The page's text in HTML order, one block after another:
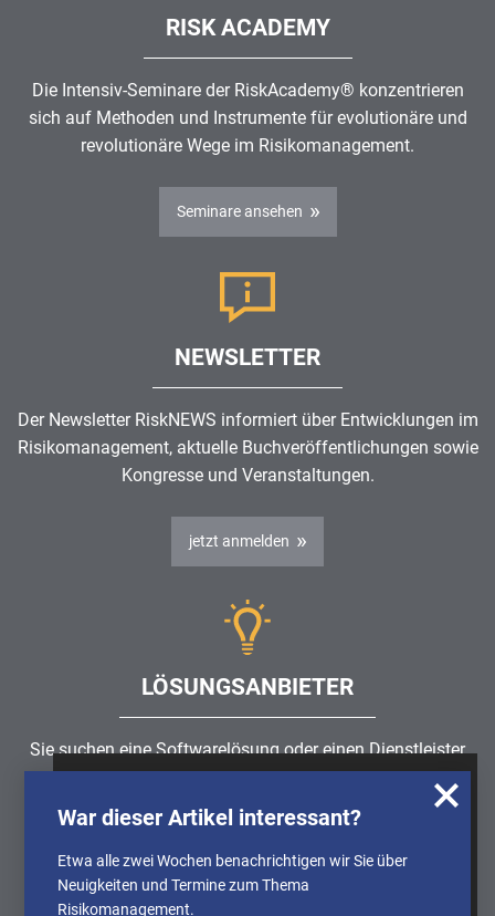
Informationen über die Nutzung unserer
Webseite zu erhalten und unser Angebot so
stetig verbessern zu können. Weitere
Informationen finden Sie in unserer
RISK ACADEMY
Die Intensiv-Seminare der RiskAcademy® konzentrieren
sich auf Methoden und Instrumente für evolutionäre und
revolutionäre Wege im Risikomanagement.
Seminare ansehen
NEWSLETTER
Der Newsletter RiskNEWS informiert über Entwicklungen im
Risikomanagement, aktuelle Buchveröffentlichungen sowie
Kongresse und Veranstaltungen.
jetzt anmelden
LÖSUNGSANBIETER
Sie suchen eine Softwarelösung oder einen Dienstleister
rund um die ThemenRisikomanagement,GRC, IKS oder
ISMS?
Partner finden
War dieser Artikel interessant?
Etwa alle zwei Wochen benachrichtigen wir Sie über
Neuigkeiten und Termine zum Thema
Risikomanagement.